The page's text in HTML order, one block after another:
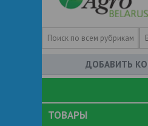
ДОБАВИТЬ
ТОВАРЫ